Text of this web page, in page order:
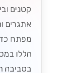
אתגרים
מפתח
הללו
בסביבה